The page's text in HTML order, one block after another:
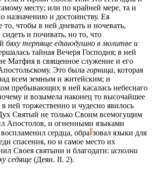
месту; или по крайней мере, та и
назначению и достоинству. Ея
то, чтобы в ней дневать и ночевать,
сидеть и почивать, но то, что
бяху терпяще единодушно в молитве и
тайная Вечеря Господня; в ней
Матфия в священное служение и его
Это была горница, которая
всем земным и житейским; и
пребывающих в ней касалась небеснаго
и возымела наконец то высочайшее
ней торжественно и чудесно явилось
Святый не только Своим всемогущим
Апостолов, и огненными языками
сердца, обра зовал языки для
спасения, но и самое место их
Своея святыни и благодати: исполни
седяще (Деян. II. 2).